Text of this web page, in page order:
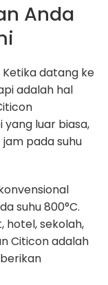
Anda
datang ke
adalah hal
luar biasa,
pada suhu
suhu 800°C.
hotel, sekolah,
Citicon adalah